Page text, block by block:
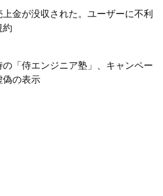
上金が没収された。ユーザーに不利
約
の「侍エンジニア塾」、キャンペー
偽の表示